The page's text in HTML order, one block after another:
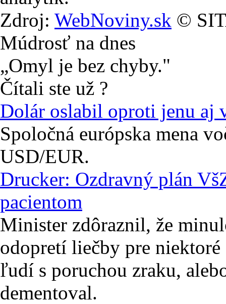
Zdroj: WebNoviny.sk ©
Múdrosť na dnes
„Omyl je bez chyby."
Čítali ste už ?
Dolár oslabil oproti jenu aj
Spoločná európska mena
USD/EUR.
Drucker: Ozdravný plán
pacientom
Minister zdôraznil, že
odopretí liečby pre
ľudí s poruchou zraku,
dementoval.